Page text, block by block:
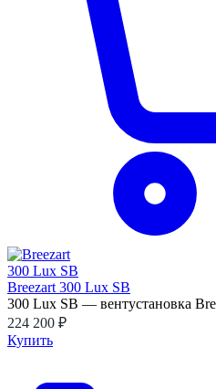
Breezart 300 Lux SB
300 Lux SB — вентустановка
224 200 ₽
Купить